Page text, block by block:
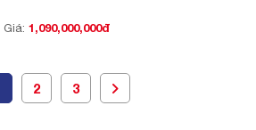
Giá: 1,090,000,000đ
2 3